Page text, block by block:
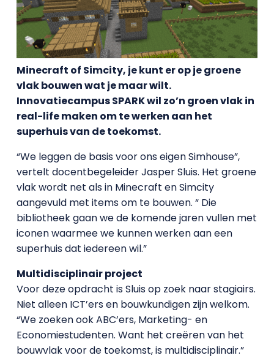
Minecraft of Simcity, je kunt er op je groene
vlak bouwen wat je maar wilt.
Innovatiecampus SPARK wil zo’n groen vlak in
real-life maken om te werken aan het
superhuis van de toekomst.
“We leggen de basis voor ons eigen Simhouse”,
vertelt docentbegeleider Jasper Sluis. Het groene
vlak wordt net als in Minecraft en Simcity
aangevuld met items om te bouwen. “ Die
bibliotheek gaan we de komende jaren vullen met
iconen waarmee we kunnen werken aan een
superhuis dat iedereen wil.”
Multidisciplinair project
Voor deze opdracht is Sluis op zoek naar stagiairs.
Niet alleen ICT’ers en bouwkundigen zijn welkom.
“We zoeken ook ABC’ers, Marketing- en
Economiestudenten. Want het creëren van het
bouwvlak voor de toekomst, is multidisciplinair.”